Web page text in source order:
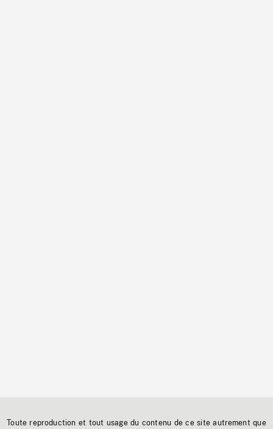
Toute reproduction et tout usage du contenu de ce site autrement que